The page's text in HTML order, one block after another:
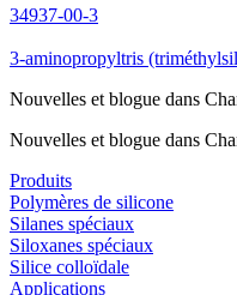
34937-00-3
3-aminopropyltris
Nouvelles et blogue dans
Nouvelles et blogue dans
Produits
Polymères de silicone
Silanes spéciaux
Siloxanes spéciaux
Silice colloïdale
Applications